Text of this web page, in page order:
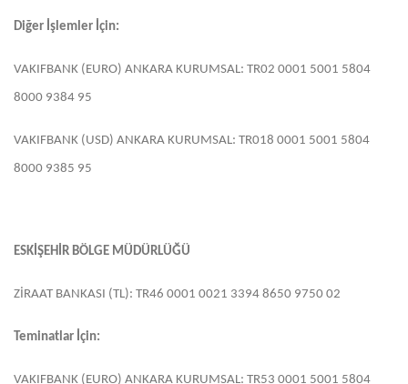
Diğer İşlemler İçin:
VAKIFBANK (EURO) ANKARA KURUMSAL: TR02 0001 5001 5804
8000 9384 95
VAKIFBANK (USD) ANKARA KURUMSAL: TR018 0001 5001 5804
8000 9385 95
ESKİŞEHİR BÖLGE MÜDÜRLÜĞÜ
ZİRAAT BANKASI (TL): TR46 0001 0021 3394 8650 9750 02
Teminatlar İçin:
VAKIFBANK (EURO) ANKARA KURUMSAL: TR53 0001 5001 5804